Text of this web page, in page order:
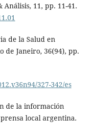
11, pp. 11-41.
de la Salud en
de Janeiro, 36(94), pp.
327-342/es
de la información
local argentina.